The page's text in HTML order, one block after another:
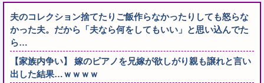
夫のコレクション捨てたりご飯作らなかったりしても怒らな
かった夫。だから「夫なら何をしてもいい」と思い込んでた
ら…
【家族内争い】 嫁のピアノを兄嫁が欲しがり親も譲れと言い
出した結果…ｗｗｗｗ